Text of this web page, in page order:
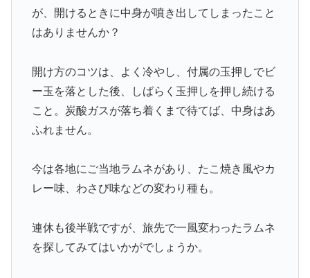
が、開けるときに中身が噴き出してしまったこと
はありませんか？
開け方のコツは、よく冷やし、付属の玉押しでビ
ー玉を落とした後、しばらく玉押しを押し続ける
こと。炭酸ガスが落ち着くまで待てば、中身はあ
ふれません。
今は各地にご当地ラムネがあり、たこ焼き風やカ
レー味、わさび味などの変わり種も。
連休も後半戦ですが、旅先で一風変わったラムネ
を探してみてはいかがでしょうか。